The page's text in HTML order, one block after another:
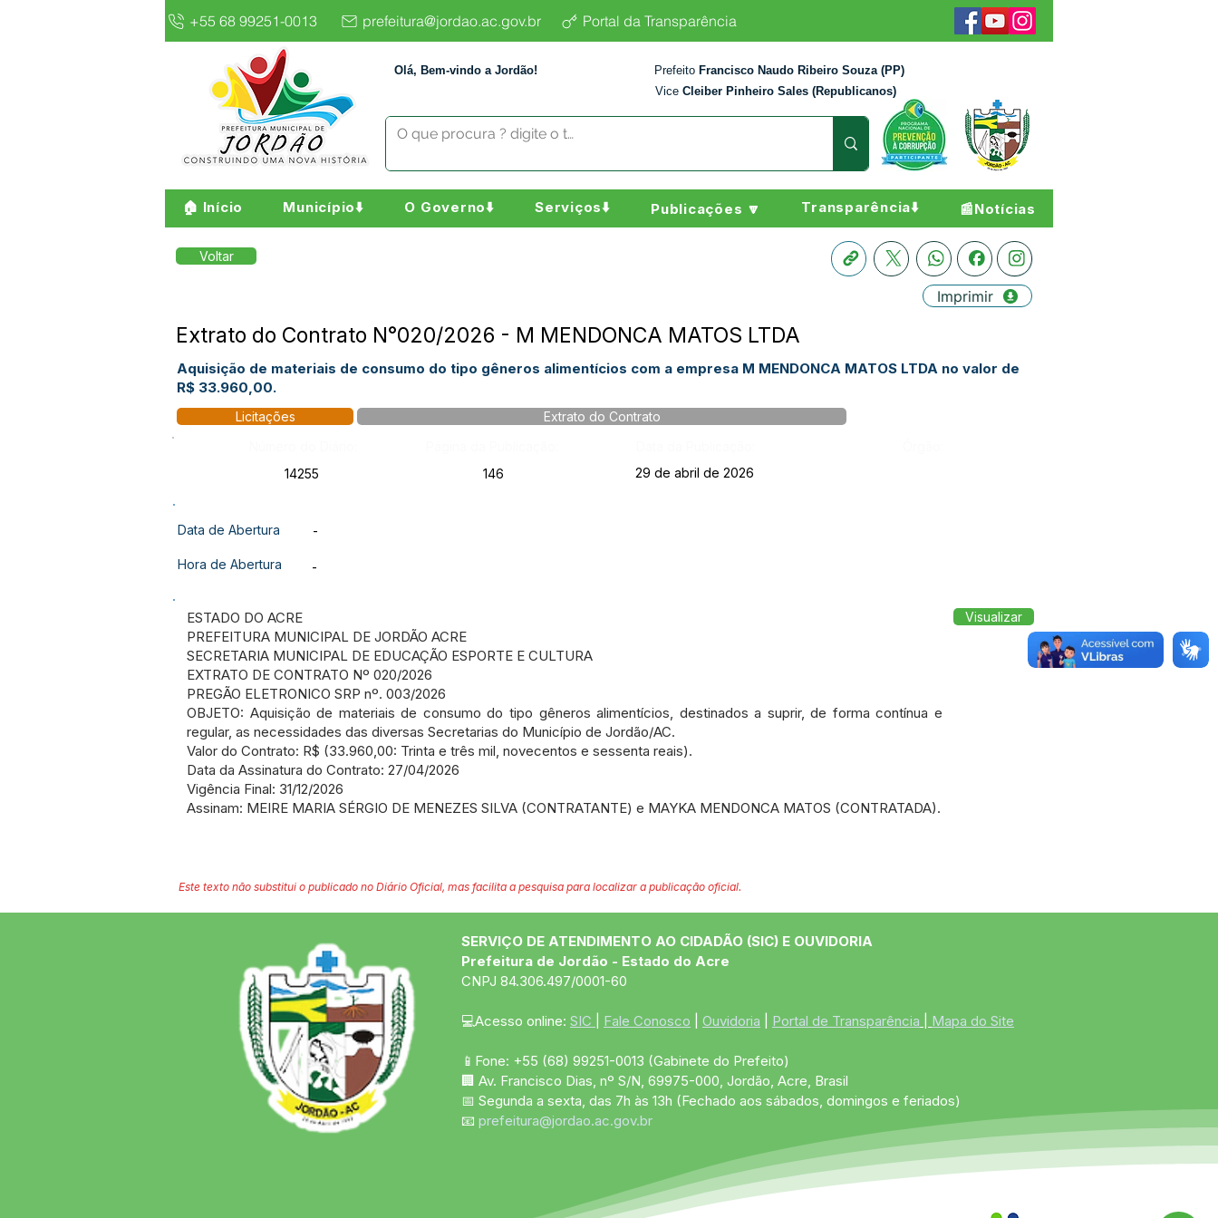
+55 68 99251-0013 prefeitura@jordao.ac.gov.br Portal da Transparência
Olá, Bem-vindo a Jordão! Prefeito Francisco Naudo Ribeiro Souza (PP)
Vice Cleiber Pinheiro Sales (Republicanos)
🏠 Início Município⬇️ O Governo⬇️ Serviços⬇️ Publicações 🔽 Transparência⬇️ 📰Notícias
Voltar
Imprimir
Extrato do Contrato N°020/2026 - M MENDONCA MATOS LTDA
Aquisição de materiais de consumo do tipo gêneros alimentícios com a empresa M MENDONCA MATOS LTDA no valor de
R$ 33.960,00.
Licitações
Extrato do Contrato
14255
146 29 de abril de 2026
Data de Abertura -
Hora de Abertura -
ESTADO DO ACRE
PREFEITURA MUNICIPAL DE JORDÃO ACRE
SECRETARIA MUNICIPAL DE EDUCAÇÃO ESPORTE E CULTURA
EXTRATO DE CONTRATO Nº 020/2026
PREGÃO ELETRONICO SRP nº. 003/2026
OBJETO: Aquisição de materiais de consumo do tipo gêneros alimentícios, destinados a suprir, de forma contínua e
regular, as necessidades das diversas Secretarias do Município de Jordão/AC.
Valor do Contrato: R$ (33.960,00: Trinta e três mil, novecentos e sessenta reais).
Data da Assinatura do Contrato: 27/04/2026
Vigência Final: 31/12/2026
Assinam: MEIRE MARIA SÉRGIO DE MENEZES SILVA (CONTRATANTE) e MAYKA MENDONCA MATOS (CONTRATADA).
Visualizar
Este texto não substitui o publicado no Diário Oficial, mas facilita a pesquisa para localizar a publicação oficial.
SERVIÇO DE ATENDIMENTO AO CIDADÃO (SIC) E OUVIDORIA
Prefeitura de Jordão - Estado do Acre
CNPJ 84.306.497/0001-60
💻Acesso online: SIC Fale Conosco Ouvidoria Portal de Transparência Mapa do Site
📱Fone: +55 (68) 99251-0013 (Gabinete do Prefeito)
🏢 Av. Francisco Dias, nº S/N, 69975-000, Jordão, Acre, Brasil
📅 Segunda a sexta, das 7h às 13h (Fechado aos sábados, domingos e feriados)
📧 prefeitura@jordao.ac.gov.br